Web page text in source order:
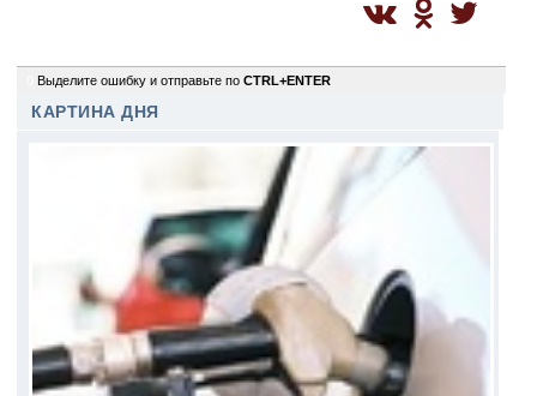
Выделите ошибку и отправьте по CTRL+ENTER
КАРТИНА ДНЯ